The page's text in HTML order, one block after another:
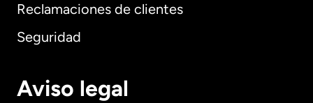
Reclamaciones de clientes
Seguridad
Aviso legal